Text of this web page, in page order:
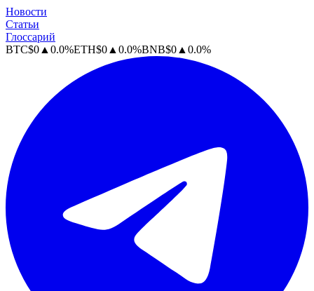
Новости
Статьи
Глоссарий
BTC$0 ▲ 0.0%ETH$0 ▲ 0.0%BNB$0 ▲ 0.0%